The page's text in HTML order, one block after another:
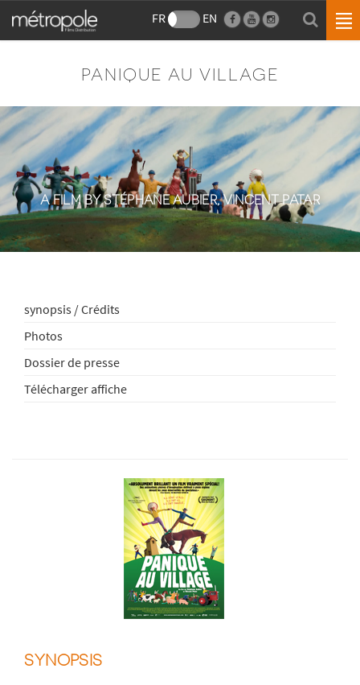
FR EN
PANIQUE AU VILLAGE
A FILM BY STÉPHANE AUBIER, VINCENT PATAR
synopsis / Crédits
Photos
Dossier de presse
Télécharger affiche
SYNOPSIS